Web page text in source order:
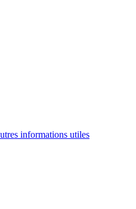
informations utiles